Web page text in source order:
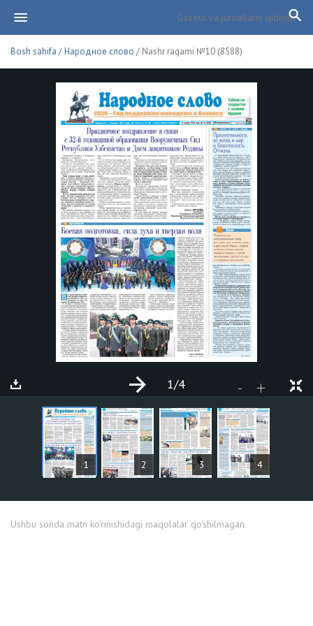
Bosh sahifa /Народное слово / Nashr raqami №10 (8588)
1 2 3 4
- +
1/4
MAQOLALAR
Ushbu sonda matn ko'rinishidagi maqolalar qo'shilmagan